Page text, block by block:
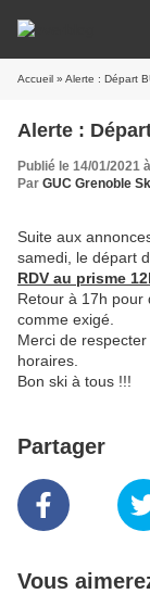
Accueil » Alerte : Départ
Publié le 14/01/2021
Par GUC Grenoble
Suite aux
samedi, le départ
RDV au prisme
Retour à 17h pour
comme exigé.
Merci de
horaires.
Bon ski à tous !!!
Partager
Vous